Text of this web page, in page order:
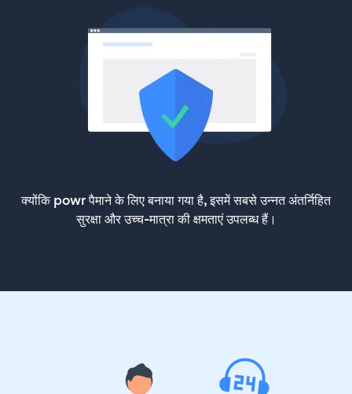
क्योंकि powr पैमाने के लिए बनाया गया है, इसमें सबसे उन्नत अंतर्निहित
सुरक्षा और उच्च-मात्रा की क्षमताएं उपलब्ध हैं।